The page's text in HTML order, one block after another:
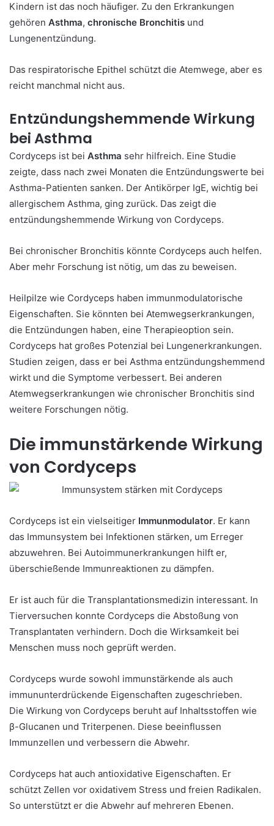
Kindern ist das noch häufiger. Zu den Erkrankungen
gehören Asthma, chronische Bronchitis und
Lungenentzündung.
Das respiratorische Epithel schützt die Atemwege, aber es
reicht manchmal nicht aus.
Entzündungshemmende Wirkung
bei Asthma
Cordyceps ist bei Asthma sehr hilfreich. Eine Studie
zeigte, dass nach zwei Monaten die Entzündungswerte bei
Asthma-Patienten sanken. Der Antikörper IgE, wichtig bei
allergischem Asthma, ging zurück. Das zeigt die
entzündungshemmende Wirkung von Cordyceps.
Bei chronischer Bronchitis könnte Cordyceps auch helfen.
Aber mehr Forschung ist nötig, um das zu beweisen.
Heilpilze wie Cordyceps haben immunmodulatorische
Eigenschaften. Sie könnten bei Atemwegserkrankungen,
die Entzündungen haben, eine Therapieoption sein.
Cordyceps hat großes Potenzial bei Lungenerkrankungen.
Studien zeigen, dass er bei Asthma entzündungshemmend
wirkt und die Symptome verbessert. Bei anderen
Atemwegserkrankungen wie chronischer Bronchitis sind
weitere Forschungen nötig.
Die immunstärkende Wirkung
von Cordyceps
Cordyceps ist ein vielseitiger Immunmodulator. Er kann
das Immunsystem bei Infektionen stärken, um Erreger
abzuwehren. Bei Autoimmunerkrankungen hilft er,
überschießende Immunreaktionen zu dämpfen.
Er ist auch für die Transplantationsmedizin interessant. In
Tierversuchen konnte Cordyceps die Abstoßung von
Transplantaten verhindern. Doch die Wirksamkeit bei
Menschen muss noch geprüft werden.
Cordyceps wurde sowohl immunstärkende als auch
immununterdrückende Eigenschaften zugeschrieben.
Die Wirkung von Cordyceps beruht auf Inhaltsstoffen wie
β-Glucanen und Triterpenen. Diese beeinflussen
Immunzellen und verbessern die Abwehr.
Cordyceps hat auch antioxidative Eigenschaften. Er
schützt Zellen vor oxidativem Stress und freien Radikalen.
So unterstützt er die Abwehr auf mehreren Ebenen.